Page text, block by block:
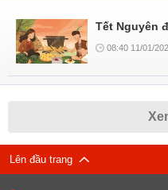
Tết Nguyên
08:40 11/01/
Lên đầu trang